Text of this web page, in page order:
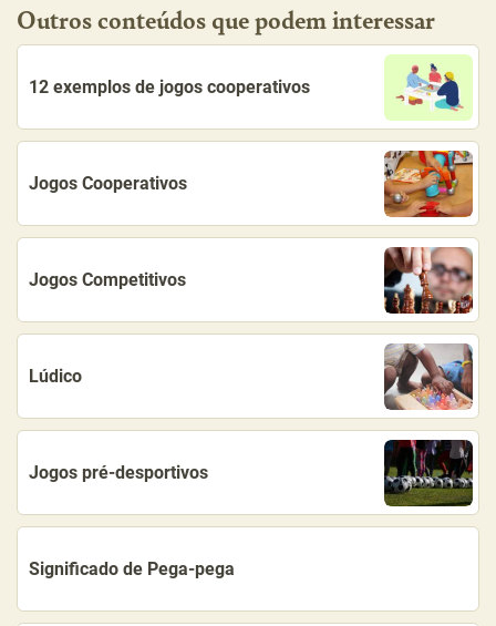
Outros conteúdos que podem interessar
12 exemplos de jogos cooperativos
Jogos Cooperativos
Jogos Competitivos
Lúdico
Jogos pré-desportivos
Significado de Pega-pega